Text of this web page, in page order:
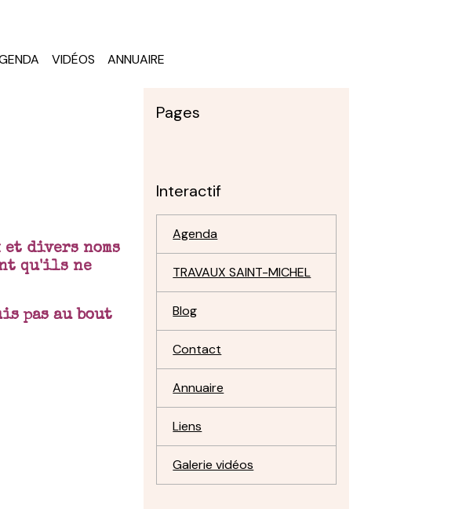
VIDÉOS ANNUAIRE
et divers noms
qu'ils ne
pas au bout
Pages
Interactif
Agenda
TRAVAUX SAINT-MICHEL
Blog
Contact
Annuaire
Liens
Galerie vidéos